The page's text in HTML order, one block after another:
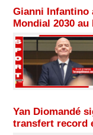
Gianni Infantino
Mondial 2030 au
Yan Diomandé
transfert record